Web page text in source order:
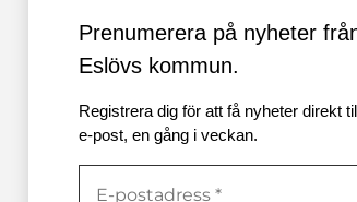
Prenumerera på nyheter
Eslövs kommun.
Registrera dig för att få nyheter direkt
e-post, en gång i veckan.